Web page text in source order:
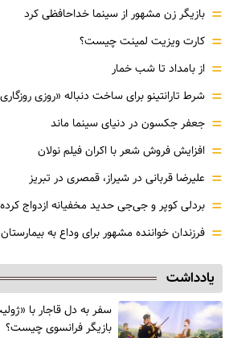
= بازیگر زن مشهور از سینما خداحافظی کرد
= کارت ویزیت لمینت چیست؟
= از بامداد تا شب خمار
= شرط تارانتینو برای ساخت دنباله «روزی
= جعفر جکسون در دنیای سینما ماند
= افزایش فروش شعر با اکران فیلم نولان
= علیرضا قربانی در شیراز، قمصری در تبریز
= بردلی کوپر و جی‌جی حدید مخفیانه ازدواج
= فرزندان خواننده مشهور برای وداع به
یادداشت
سفر به دل قاجار با
‌بازیگر فرانسوی چیست؟